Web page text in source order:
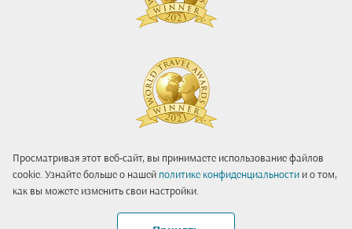
Просматривая этот веб-сайт, вы принимаете использование файлов
cookie. Узнайте больше о нашей политике конфиденциальности и о том,
как вы можете изменить свои настройки.